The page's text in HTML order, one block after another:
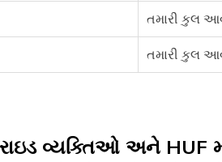
તમારી કુલ
તમારી કુલ
વ્યક્તિઓ અને